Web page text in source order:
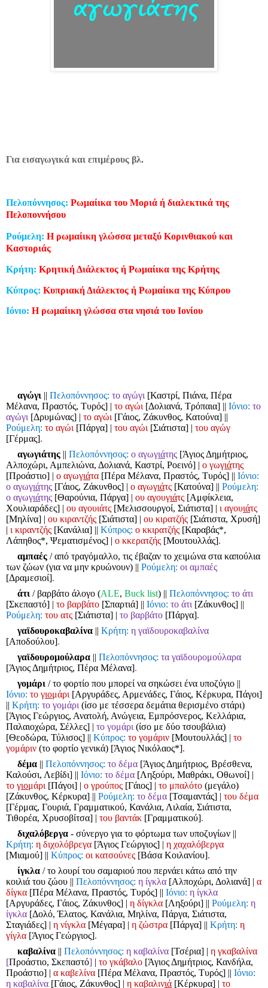
Για εισαγωγικά και επιμέρους βλ.
Πελοπόννησος: Ρωμαίικα του Μοριά ή διαλεκτικά της
Πελοποννήσου
Ρούμελη: Η ρωμαίικη γλώσσα μεταξύ Κορινθιακού και
Καστοριάς
Κρήτη: Κρητική Διάλεκτος ή Ρωμαίικα της Κρήτης
Κύπρος: Κυπριακή Διάλεκτος ή Ρωμαίικα της Κύπρου
Ιόνιο: Η ρωμαίικη γλώσσα στα νησιά του Ιονίου
αγώγι || Πελοπόννησος: το αγώγι [Καστρί, Πιάνα, Πέρα
Μέλανα, Πραστός, Τυρός] | το αγώι [Δολιανά, Τρόπαια] || Ιόνιο: το
αγώγι [Δρυμώνας] | το αγώι [Γάιος, Ζάκυνθος, Κατούνα] ||
Ρούμελη: το αγώι [Πάργα] | του αγώι [Σιάτιστα] | του αγώγ
[Γέρμας].
αγωγιάτης || Πελοπόννησος: ο αγωγιάτης [Άγιος Δημήτριος,
Αλποχώρι, Αμπελιώνα, Δολιανά, Καστρί, Ροεινό] | ο γωγιάτης
[Προάστιο] | ο αγωγιάτα [Πέρα Μέλανα, Πραστός, Τυρός] || Ιόνιο:
ο αγωγιάτης [Γάιος, Ζάκυνθος] | ο αγωγιάτς [Κατούνα] || Ρούμελη:
ο αγωγιάτης [Θαρούνια, Πάργα] | ου αγουγιάτς [Αμφίκλεια,
Χουλιαράδες] | ου αγουιάτς [Μελισσουργοί, Σιάτιστα] | ι αγουιάτς
[Μηλίνα] | ου κιραντζής [Σιάτιστα] | ου κιρατζής [Σιάτιστα, Χρυσή]
| ι κιραντζής [Κανάλια] || Κύπρος: ο κκιρατζής [Καραβάς*,
Λάπηθος*, Ψεματισμένος] | ο κκερατζής [Μουτουλλάς].
αμπαές/ από τραγόμαλλο, τις έβαζαν το χειμώνα στα καπούλια
των ζώων (για να μην κρυώνουν) || Ρούμελη: οι αμπαές
[Δραμεσιοί].
άτι / βαρβάτο άλογο (ALE, Buck list) || Πελοπόννησος: το άτι
[Σκεπαστό] | το βαρβάτο [Σπαρτιά] || Ιόνιο: το άτι [Ζάκυνθος] ||
Ρούμελη: του ατς [Σιάτιστα] | το βαρβάτο [Πάργα].
γαϊδουροκαβαλίνα || Κρήτη: η γαϊδουροκαβαλίνα
[Αποδούλου].
γαϊδουρομούλαρα || Πελοπόννησος: τα γαϊδουρομούλαρα
[Άγιος Δημήτριος, Πέρα Μέλανα].
γομάρι / το φορτίο που μπορεί να σηκώσει ένα υποζύγιο ||
Ιόνιο: το γιομάρι [Αργυράδες, Αρμενάδες, Γάιος, Κέρκυρα, Πάγοι]
|| Κρήτη: το γομάρι (ίσο με τέσσερα δεμάτια θερισμένο στάρι)
[Άγιος Γεώργιος, Ανατολή, Ανώγεια, Εμπρόσνερος, Κελλάρια,
Παλαιοχώρα, Σέλλες] | το γομάρι (ίσο με δύο τσουβάλια)
[Θεοδώρα, Τύλισος] || Κύπρος: το γομάριν [Μουτουλλάς] | το
γομάριν (το φορτίο γενικά) [Άγιος Νικόλαος*].
δέμα || Πελοπόννησος: το δέμα [Άγιος Δημήτριος, Βρέσθενα,
Καλούσι, Λεβίδι] || Ιόνιο: το δέμα [Ληξούρι, Μαθράκι, Οθωνοί] |
το γιομάρι [Πάγοι] | ο γρούπος [Γάιος] | το μπαλότο (μεγάλο)
[Ζάκυνθος, Κέρκυρα] || Ρούμελη: το δέμα [Τσαμαντάς] | του δέμα
[Γέρμας, Γουριά, Γραμματικού, Κανάλια, Λιλαία, Σιάτιστα,
Τιθορέα, Χρυσοβίτσα] | του βαντάκ [Γραμματικού].
διχαλόβεργα - σύνεργο για το φόρτωμα των υποζυγίων ||
Κρήτη: η διχολόβρεγα [Άγιος Γεώργιος] | η χαχαλόβεργα
[Μιαμού] || Κύπρος: οι κατσούνες [Βάσα Κοιλανίου].
ίγκλα/ το λουρί του σαμαριού που περνάει κάτω από την
κοιλιά του ζώου || Πελοπόννησος: η ίγκλα [Αλποχώρι, Δολιανά] | α
δίγκα [Πέρα Μέλανα, Πραστός, Τυρός] || Ιόνιο: η ίγκλα
[Αργυράδες, Γάιος, Ζάκυνθος] | η δίγκλα [Ληξούρι] || Ρούμελη: η
ίγκλα [Δολό, Έλατος, Κανάλια, Μηλίνα, Πάργα, Σιάτιστα,
Σταγιάδες] | η νίγκλα [Μέγαρα] | η ζώστρα [Πάργα] || Κρήτη: η
γίγλα [Άγιος Γεώργιος].
καβαλίνα || Πελοπόννησος: η καβαλίνα [Τσέρια] | η γκαβαλίνα
[Προάστιο, Σκεπαστό] | το γκάβαλο [Άγιος Δημήτριος, Κανδήλα,
Προάστιο] | α καβελίνα [Πέρα Μέλανα, Πραστός, Τυρός] || Ιόνιο:
η καβαλίνα [Γάιος, Ζάκυνθος] | η καβαλινιά [Κέρκυρα] | το